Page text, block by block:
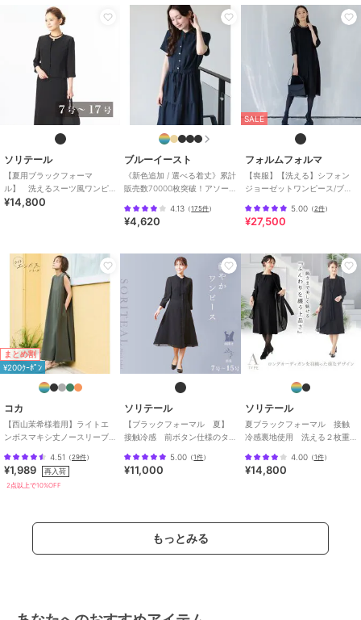
ソリテール
【夏用ブラックフォーマ
ル】 洗えるスーツ風ワンピ
ース/レディース/喪服/礼服/法
¥14,800
ブルーイースト
《新色追加 / 選べる着丈》累計
販売数70000枚突破！アソー
4.13 （175件）
¥4,620
SALE
フォルムフォルマ
【喪服】【洗える】シフォン
ジョーゼットワンピース/ブラ
5.00（2件）
¥27,500
まとめ割
¥200ｸｰﾎﾟﾝ
コカ
【西山茉希様着用】ライトエ
ンボスマキシ丈ノースリーブ
にくい・速乾
4.51 （29件）
¥1,989 再入荷
2点以上で10%OFF
ソリテール
【ブラックフォーマル 夏】
接触冷感 前ボタン仕様のタ
ィース/礼服
5.00 （1件）
¥11,000
ソリテール
夏ブラックフォーマル 接触
冷感裏地使用 洗える２枚重
服/法事
4.00（1件）
¥14,800
もっとみる